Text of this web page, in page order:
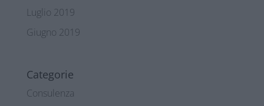
Luglio 2019
Giugno 2019
Categorie
Consulenza